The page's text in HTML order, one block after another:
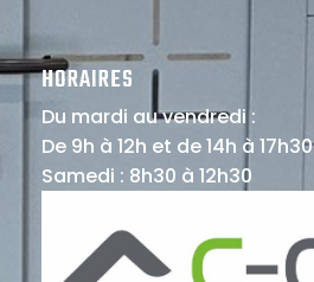
HORAIRES
Du mardi au vendredi :
De 9h à 12h et de 14h à 17h30
Samedi : 8h30 à 12h30